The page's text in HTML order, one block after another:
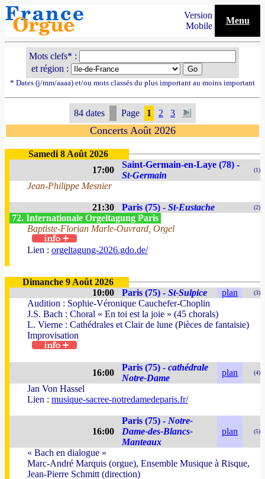
Version
Mobile
Menu
Mots clefs* :
et région :
* Dates (j/mm/aaaa) et/ou mots classés du plus important au moins important
84 dates Page 1 2 3
Concerts Août 2026
Samedi 8 Août 2026
17:00
Saint-Germain-en-Laye (78) -
St-Germain
(1)
Jean-Philippe Mesnier
21:30 Paris (75) - St-Eustache (2)
72. Internationale Orgeltagung Paris
Baptiste-Florian Marle-Ouvrard, Orgel
Lien : orgeltagung-2026.gdo.de/
Dimanche 9 Août 2026
10:00
Paris (75) - St-Sulpice plan (3)
Audition : Sophie-Véronique Cauchefer-Choplin
J.S. Bach : Choral « En toi est la joie » (45 chorals)
L. Vierne : Cathédrales et Clair de lune (Pièces de fantaisie)
Improvisation
16:00
Paris (75) - cathédrale
Notre-Dame
plan (4)
Jan Von Hassel
Lien : musique-sacree-notredamedeparis.fr/
16:00
Paris (75) - Notre-
Dame-des-Blancs-
Manteaux
plan (5)
« Bach en dialogue »
Marc-André Marquis (orgue), Ensemble Musique à Risque,
Jean-Pierre Schmitt (direction)